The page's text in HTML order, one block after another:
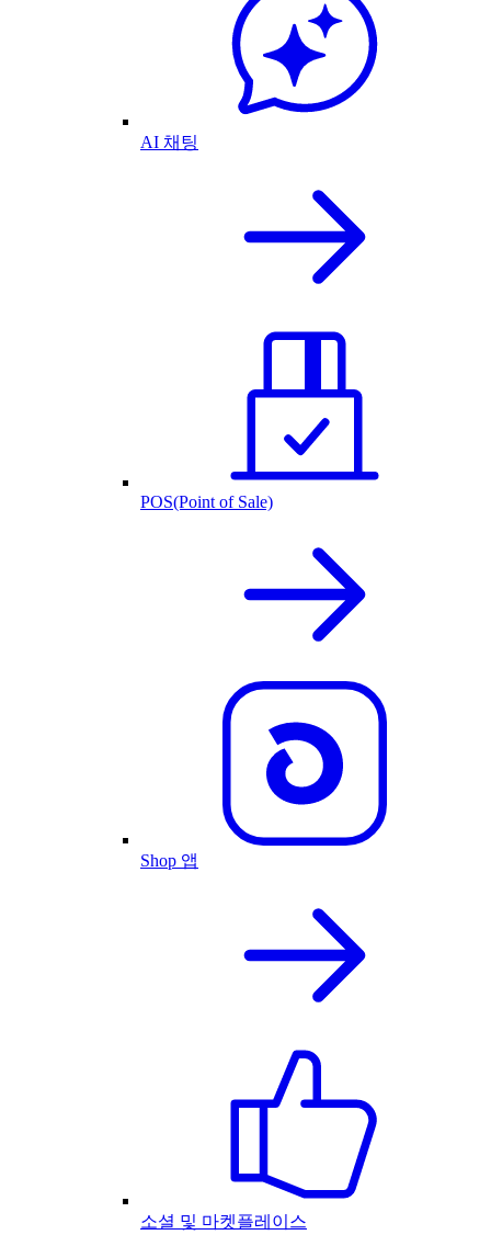
AI 채팅
POS(Point of Sale)
Shop 앱
소셜 및 마켓플레이스